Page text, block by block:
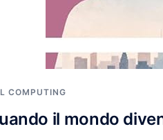
COMPUTING
il mondo